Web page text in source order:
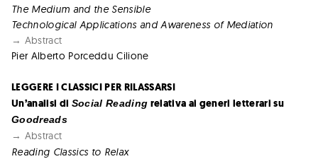
The Medium and the Sensible
Technological Applications and Awareness of Mediation
→ Abstract
Pier Alberto Porceddu Cilione
LEGGERE I CLASSICI PER RILASSARSI
Un’analisi di Social Reading relativa ai generi letterari su
Goodreads
→ Abstract
Reading Classics to Relax